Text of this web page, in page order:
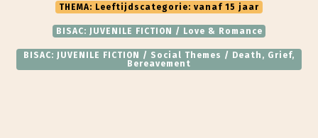
THEMA: Leeftijdscategorie: vanaf 15 jaar
BISAC: JUVENILE FICTION / Love & Romance
BISAC: JUVENILE FICTION / Social Themes / Death, Grief,
Bereavement